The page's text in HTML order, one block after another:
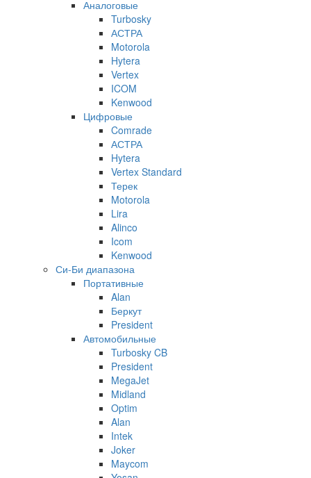
Аналоговые
Turbosky
АСТРА
Motorola
Hytera
Vertex
ICOM
Kenwood
Цифровые
Comrade
АСТРА
Hytera
Vertex Standard
Терек
Motorola
Lira
Alinco
Icom
Kenwood
Си-Би диапазона
Портативные
Alan
Беркут
President
Автомобильные
Turbosky CB
President
MegaJet
Midland
Optim
Alan
Intek
Joker
Maycom